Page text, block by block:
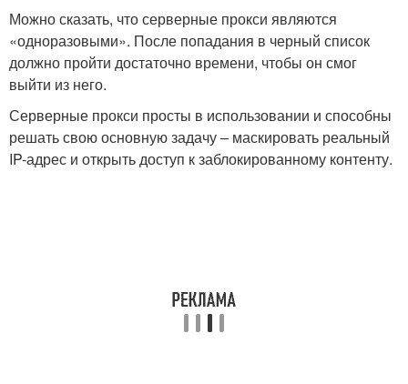
Можно сказать, что серверные прокси являются
«одноразовыми». После попадания в черный список
должно пройти достаточно времени, чтобы он смог
выйти из него.
Серверные прокси просты в использовании и способны
решать свою основную задачу – маскировать реальный
IP-адрес и открыть доступ к заблокированному контенту.